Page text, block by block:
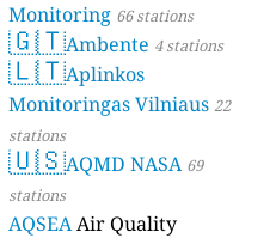
Monitoring 66 stations
🇬🇹Ambente 4 stations
🇱🇹Aplinkos
Monitoringas Vilniaus 22
stations
🇺🇸AQMD NASA 69
stations
AQSEAAir Quality